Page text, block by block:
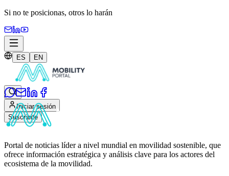
Si no te posicionas, otros lo harán
ES EN
Iniciar sesión
Suscribite
Portal de noticias líder a nivel mundial en movilidad sostenible, que
ofrece información estratégica y análisis clave para los actores del
ecosistema de la movilidad.